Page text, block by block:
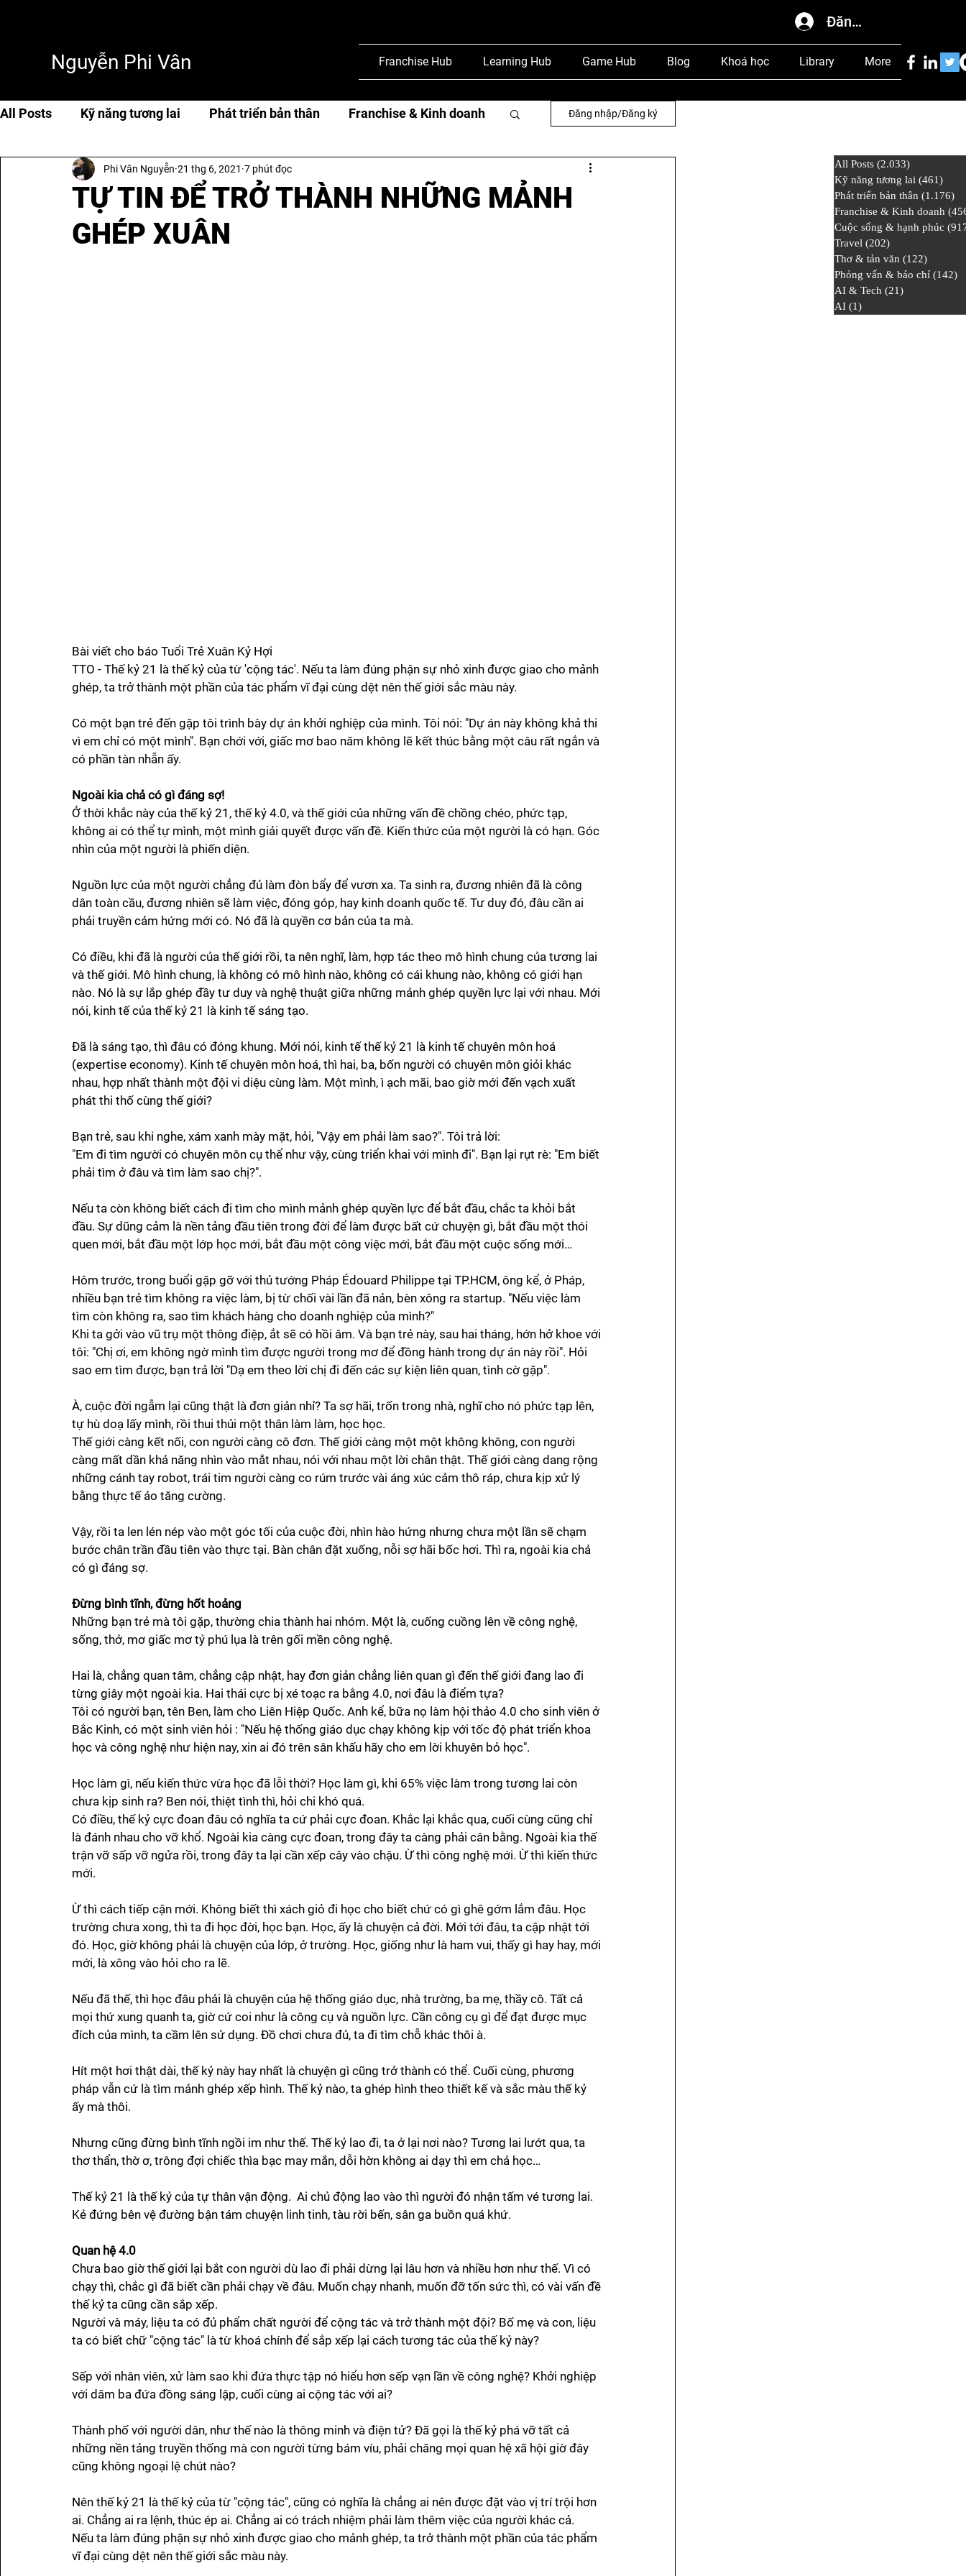
Đăng nhập
Nguyễn Phi Vân Franchise Hub Learning Hub Game Hub Blog Khoá học Library More
All Posts Kỹ năng tương lai Phát triển bản thân Franchise & Kinh doanh
Cuộc sống & hạnh phúc Travel Thơ & tản văn
AI & Tech AI
Đăng nhập/Đăng ký
TỰ TIN ĐỂ TRỞ THÀNH NHỮNG MẢNH
GHÉP XUÂN
Phi Vân Nguyễn 21 thg 6, 2021 7 phút đọc
Bài viết cho báo Tuổi Trẻ Xuân Kỷ Hợi
TTO - Thế kỷ 21 là thế kỷ của từ 'cộng tác'. Nếu ta làm đúng phận sự nhỏ xinh được giao cho mảnh
ghép, ta trở thành một phần của tác phẩm vĩ đại cùng dệt nên thế giới sắc màu này.
Có một bạn trẻ đến gặp tôi trình bày dự án khởi nghiệp của mình. Tôi nói: "Dự án này không khả thi
vì em chỉ có một mình". Bạn chới với, giấc mơ bao năm không lẽ kết thúc bằng một câu rất ngắn và
có phần tàn nhẫn ấy.
Ngoài kia chả có gì đáng sợ!
Ở thời khắc này của thế kỷ 21, thế kỷ 4.0, và thế giới của những vấn đề chồng chéo, phức tạp,
không ai có thể tự mình, một mình giải quyết được vấn đề. Kiến thức của một người là có hạn. Góc
nhìn của một người là phiến diện.
Nguồn lực của một người chẳng đủ làm đòn bẩy để vươn xa. Ta sinh ra, đương nhiên đã là công
dân toàn cầu, đương nhiên sẽ làm việc, đóng góp, hay kinh doanh quốc tế. Tư duy đó, đâu cần ai
phải truyền cảm hứng mới có. Nó đã là quyền cơ bản của ta mà.
Có điều, khi đã là người của thế giới rồi, ta nên nghĩ, làm, hợp tác theo mô hình chung của tương lai
và thế giới. Mô hình chung, là không có mô hình nào, không có cái khung nào, không có giới hạn
nào. Nó là sự lắp ghép đầy tư duy và nghệ thuật giữa những mảnh ghép quyền lực lại với nhau. Mới
nói, kinh tế của thế kỷ 21 là kinh tế sáng tạo.
Đã là sáng tạo, thì đâu có đóng khung. Mới nói, kinh tế thế kỷ 21 là kinh tế chuyên môn hoá
(expertise economy). Kinh tế chuyên môn hoá, thì hai, ba, bốn người có chuyên môn giỏi khác
nhau, hợp nhất thành một đội vi diệu cùng làm. Một mình, ì ạch mãi, bao giờ mới đến vạch xuất
phát thi thố cùng thế giới?
Bạn trẻ, sau khi nghe, xám xanh mày mặt, hỏi, "Vậy em phải làm sao?". Tôi trả lời:
"Em đi tìm người có chuyên môn cụ thể như vậy, cùng triển khai với mình đi". Bạn lại rụt rè: "Em biết
phải tìm ở đâu và tìm làm sao chị?".
Nếu ta còn không biết cách đi tìm cho mình mảnh ghép quyền lực để bắt đầu, chắc ta khỏi bắt
đầu. Sự dũng cảm là nền tảng đầu tiên trong đời để làm được bất cứ chuyện gì, bắt đầu một thói
quen mới, bắt đầu một lớp học mới, bắt đầu một công việc mới, bắt đầu một cuộc sống mới…
Hôm trước, trong buổi gặp gỡ với thủ tướng Pháp Édouard Philippe tại TP.HCM, ông kể, ở Pháp,
nhiều bạn trẻ tìm không ra việc làm, bị từ chối vài lần đã nản, bèn xông ra startup. "Nếu việc làm
tìm còn không ra, sao tìm khách hàng cho doanh nghiệp của mình?"
Khi ta gởi vào vũ trụ một thông điệp, ắt sẽ có hồi âm. Và bạn trẻ này, sau hai tháng, hớn hở khoe với
tôi: "Chị ơi, em không ngờ mình tìm được người trong mơ để đồng hành trong dự án này rồi". Hỏi
sao em tìm được, bạn trả lời "Dạ em theo lời chị đi đến các sự kiện liên quan, tình cờ gặp".
À, cuộc đời ngẫm lại cũng thật là đơn giản nhỉ? Ta sợ hãi, trốn trong nhà, nghĩ cho nó phức tạp lên,
tự hù doạ lấy mình, rồi thui thủi một thân làm làm, học học.
Thế giới càng kết nối, con người càng cô đơn. Thế giới càng một một không không, con người
càng mất dần khả năng nhìn vào mắt nhau, nói với nhau một lời chân thật. Thế giới càng dang rộng
những cánh tay robot, trái tim người càng co rúm trước vài áng xúc cảm thô ráp, chưa kịp xử lý
bằng thực tế ảo tăng cường.
Vậy, rồi ta len lén nép vào một góc tối của cuộc đời, nhìn hào hứng nhưng chưa một lần sẽ chạm
bước chân trần đầu tiên vào thực tại. Bàn chân đặt xuống, nỗi sợ hãi bốc hơi. Thì ra, ngoài kia chả
có gì đáng sợ.
Đừng bình tĩnh, đừng hốt hoảng
Những bạn trẻ mà tôi gặp, thường chia thành hai nhóm. Một là, cuống cuồng lên về công nghệ,
sống, thở, mơ giấc mơ tỷ phú lụa là trên gối mền công nghệ.
Hai là, chẳng quan tâm, chẳng cập nhật, hay đơn giản chẳng liên quan gì đến thế giới đang lao đi
từng giây một ngoài kia. Hai thái cực bị xé toạc ra bằng 4.0, nơi đâu là điểm tựa?
Tôi có người bạn, tên Ben, làm cho Liên Hiệp Quốc. Anh kể, bữa nọ làm hội thảo 4.0 cho sinh viên ở
Bắc Kinh, có một sinh viên hỏi : "Nếu hệ thống giáo dục chạy không kịp với tốc độ phát triển khoa
học và công nghệ như hiện nay, xin ai đó trên sân khấu hãy cho em lời khuyên bỏ học".
Học làm gì, nếu kiến thức vừa học đã lỗi thời? Học làm gì, khi 65% việc làm trong tương lai còn
chưa kịp sinh ra? Ben nói, thiệt tình thì, hỏi chi khó quá.
Có điều, thế kỷ cực đoan đâu có nghĩa ta cứ phải cực đoan. Khắc lại khắc qua, cuối cùng cũng chỉ
là đánh nhau cho vỡ khổ. Ngoài kia càng cực đoan, trong đây ta càng phải cân bằng. Ngoài kia thế
trận vỡ sấp vỡ ngửa rồi, trong đây ta lại cần xếp cây vào chậu. Ừ thì công nghệ mới. Ừ thì kiến thức
mới.
Ừ thì cách tiếp cận mới. Không biết thì xách giỏ đi học cho biết chứ có gì ghê gớm lắm đâu. Học
trường chưa xong, thì ta đi học đời, học bạn. Học, ấy là chuyện cả đời. Mới tới đâu, ta cập nhật tới
đó. Học, giờ không phải là chuyện của lớp, ở trường. Học, giống như là ham vui, thấy gì hay hay, mới
mới, là xông vào hỏi cho ra lẽ.
Nếu đã thế, thì học đâu phải là chuyện của hệ thống giáo dục, nhà trường, ba mẹ, thầy cô. Tất cả
mọi thứ xung quanh ta, giờ cứ coi như là công cụ và nguồn lực. Cần công cụ gì để đạt được mục
đích của mình, ta cầm lên sử dụng. Đồ chơi chưa đủ, ta đi tìm chỗ khác thôi à.
Hít một hơi thật dài, thế kỷ này hay nhất là chuyện gì cũng trở thành có thể. Cuối cùng, phương
pháp vẫn cứ là tìm mảnh ghép xếp hình. Thế kỷ nào, ta ghép hình theo thiết kế và sắc màu thế kỷ
ấy mà thôi.
Nhưng cũng đừng bình tĩnh ngồi im như thế. Thế kỷ lao đi, ta ở lại nơi nào? Tương lai lướt qua, ta
thơ thẩn, thờ ơ, trông đợi chiếc thìa bạc may mắn, dỗi hờn không ai dạy thì em chả học…
Thế kỷ 21 là thế kỷ của tự thân vận động.  Ai chủ động lao vào thì người đó nhận tấm vé tương lai.
Kẻ đứng bên vệ đường bận tám chuyện linh tinh, tàu rời bến, sân ga buồn quá khứ.
Quan hệ 4.0
Chưa bao giờ thế giới lại bắt con người dù lao đi phải dừng lại lâu hơn và nhiều hơn như thế. Vì có
chạy thì, chắc gì đã biết cần phải chạy về đâu. Muốn chạy nhanh, muốn đỡ tốn sức thì, có vài vấn đề
thế kỷ ta cũng cần sắp xếp.
Người và máy, liệu ta có đủ phẩm chất người để cộng tác và trở thành một đội? Bố mẹ và con, liệu
ta có biết chữ "cộng tác" là từ khoá chính để sắp xếp lại cách tương tác của thế kỷ này?
Sếp với nhân viên, xử làm sao khi đứa thực tập nó hiểu hơn sếp vạn lần về công nghệ? Khởi nghiệp
với dăm ba đứa đồng sáng lập, cuối cùng ai cộng tác với ai?
Thành phố với người dân, như thế nào là thông minh và điện tử? Đã gọi là thế kỷ phá vỡ tất cả
những nền tảng truyền thống mà con người từng bám víu, phải chăng mọi quan hệ xã hội giờ đây
cũng không ngoại lệ chút nào?
Nên thế kỷ 21 là thế kỷ của từ "cộng tác", cũng có nghĩa là chẳng ai nên được đặt vào vị trí trội hơn
ai. Chẳng ai ra lệnh, thúc ép ai. Chẳng ai có trách nhiệm phải làm thêm việc của người khác cả.
Nếu ta làm đúng phận sự nhỏ xinh được giao cho mảnh ghép, ta trở thành một phần của tác phẩm
vĩ đại cùng dệt nên thế giới sắc màu này.
All Posts (2.033)
Kỹ năng tương lai (461)
Phát triển bản thân (1.176)
Franchise & Kinh doanh
Cuộc sống & hạnh phúc
Travel (202)
Thơ & tản văn (122)
Phỏng vấn & báo chí (142)
AI & Tech (21)
AI (1)